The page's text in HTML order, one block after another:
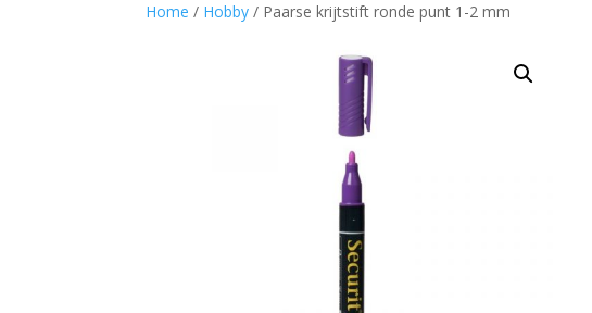
Home / Hobby / Paarse krijtstift ronde punt 1-2 mm